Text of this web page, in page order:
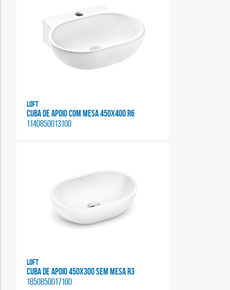
Loft
CUBA DE APOIO COM MESA 450X400 R6
1140850013100
Loft
CUBA DE APOIO 450X300 SEM MESA R3
1850850017100